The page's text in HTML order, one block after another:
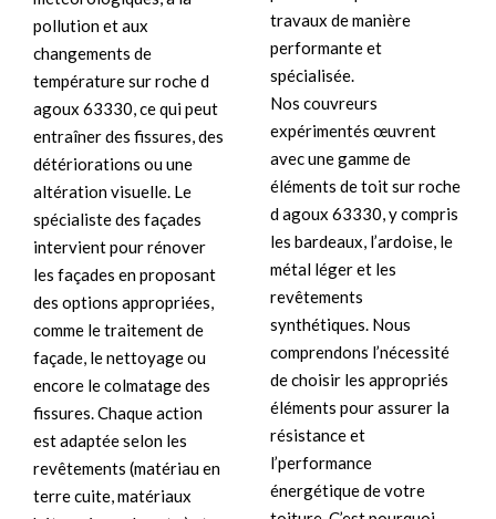
pollution et aux
changements de
température sur roche d
agoux 63330, ce qui peut
entraîner des fissures, des
détériorations ou une
altération visuelle. Le
spécialiste des façades
intervient pour rénover
les façades en proposant
des options appropriées,
comme le traitement de
façade, le nettoyage ou
encore le colmatage des
fissures. Chaque action
est adaptée selon les
revêtements (matériau en
terre cuite, matériaux
travaux de manière
performante et
spécialisée.
Nos couvreurs
expérimentés œuvrent
avec une gamme de
éléments de toit sur roche
d agoux 63330, y compris
les bardeaux, l’ardoise, le
métal léger et les
revêtements
synthétiques. Nous
comprendons l’nécessité
de choisir les appropriés
éléments pour assurer la
résistance et
l’performance
énergétique de votre